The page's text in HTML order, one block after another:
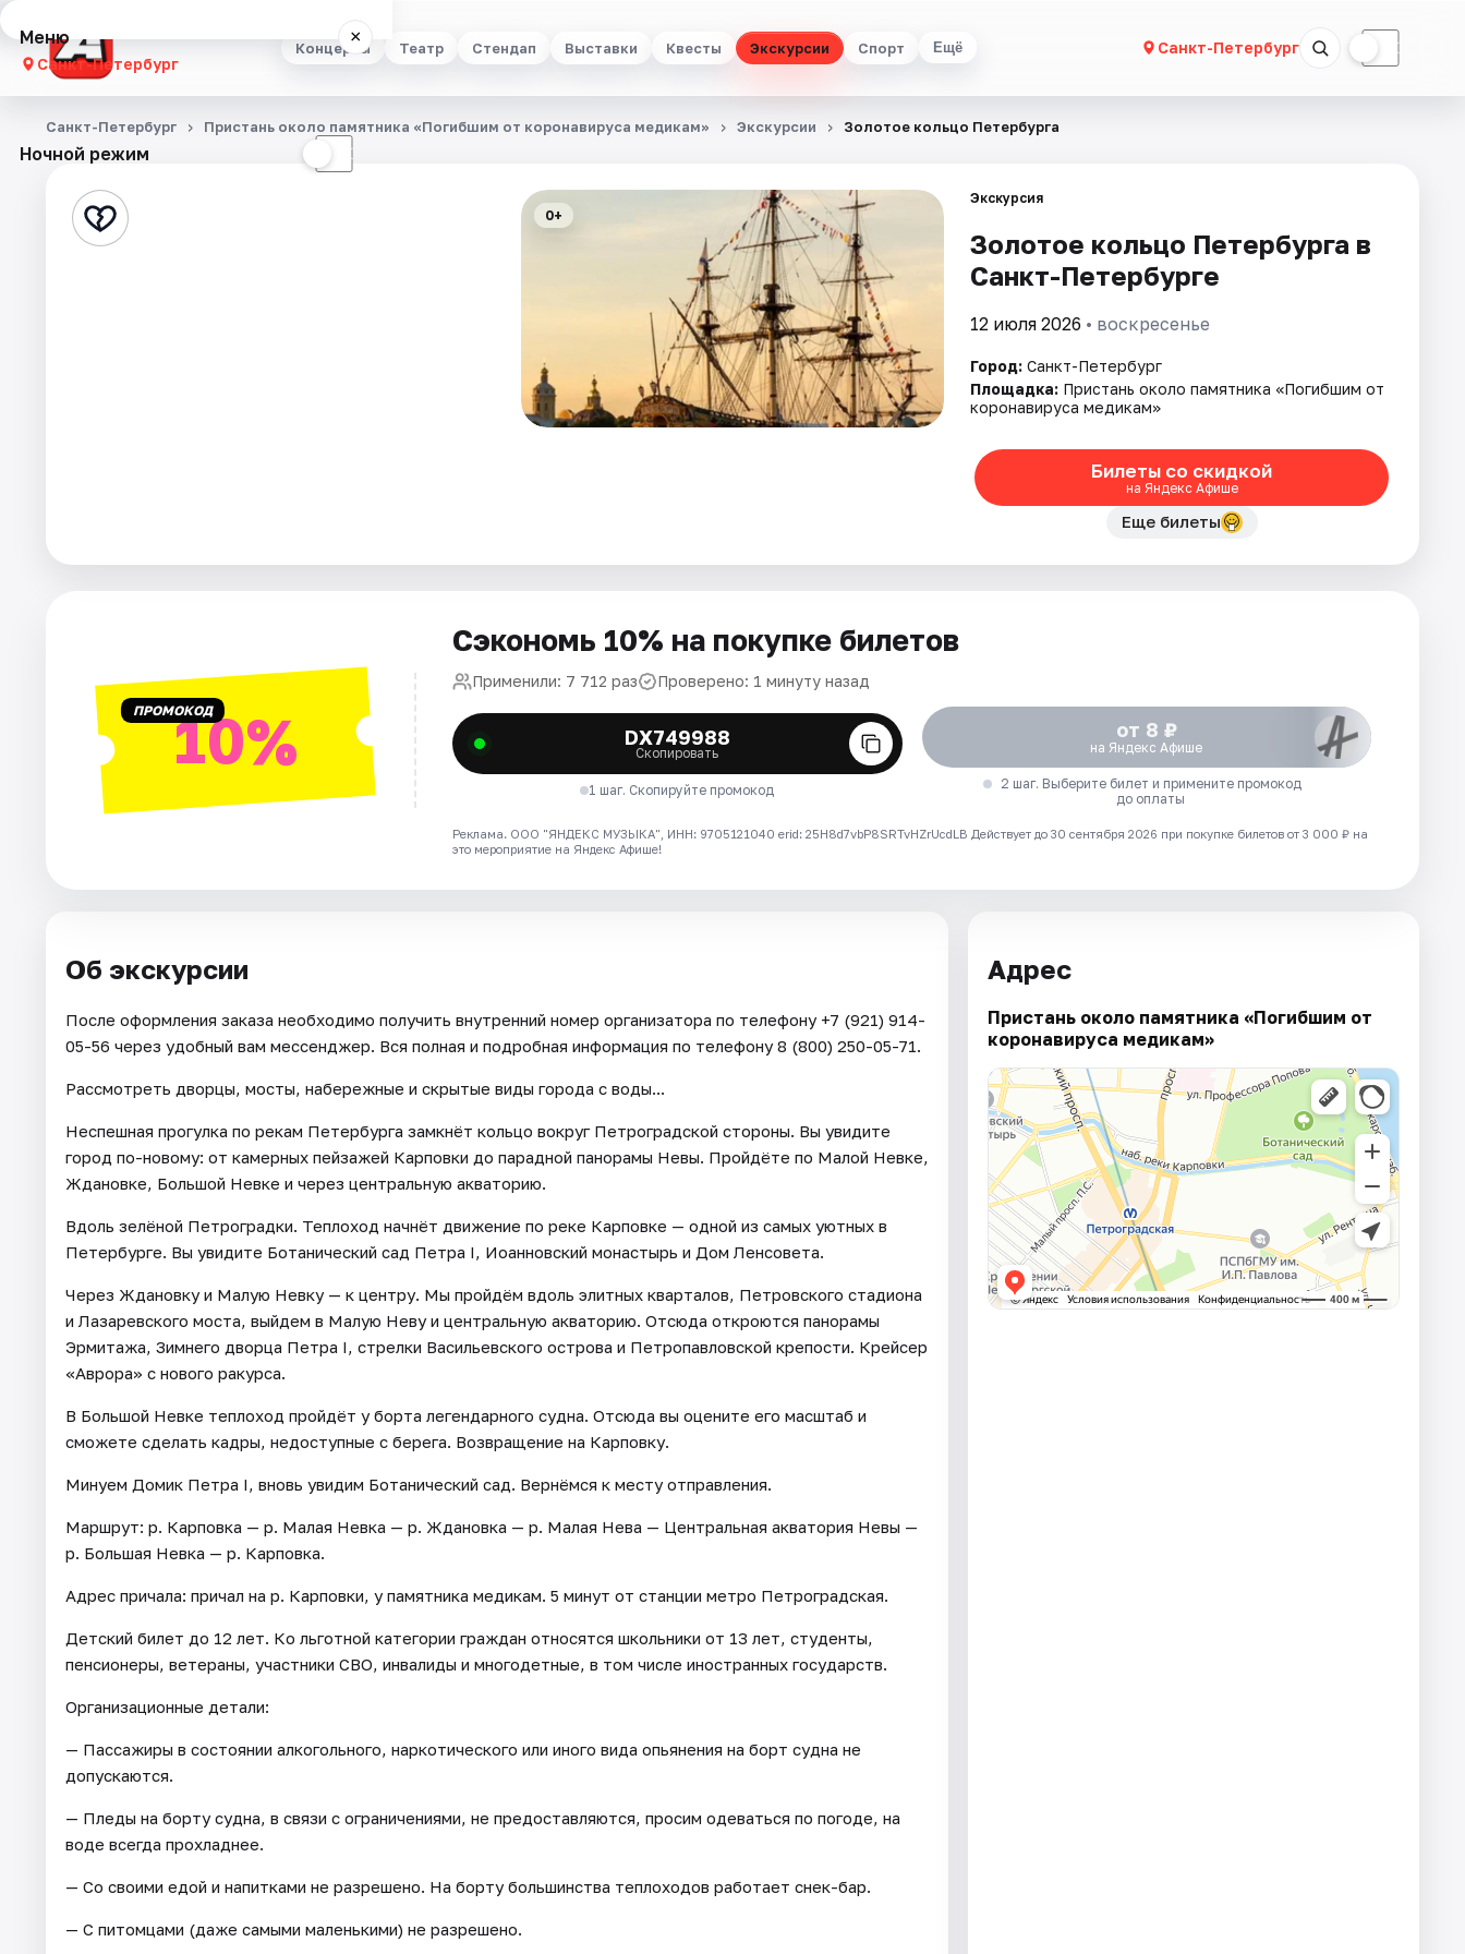
Концерты Театр Стендап Выставки Квесты Экскурсии Спорт Ещё Санкт-Петербург ☾
Меню ×
Санкт-Петербург
Концерты
Стендап
Рейтинги
Ночной режим ☾
Санкт-Петербург Пристань около памятника «Погибшим от коронавируса медикам» Экскурсии Золотое кольцо Петербурга
0+
Экскурсия
Золотое кольцо Петербурга в
Санкт-Петербурге
12 июля 2026 • воскресенье
Город: Санкт-Петербург
Площадка: Пристань около памятника «Погибшим от
коронавируса медикам»
Билеты со скидкой
на Яндекс Афише
Еще билеты
ПРОМОКОД10%
Сэкономь 10% на покупке билетов
Применили: 7 712 раз Проверено: 1 минуту назад
DX749988
Скопировать
1 шаг. Скопируйте промокод
от 8 ₽
на Яндекс Афише
2 шаг. Выберите билет и примените промокод
до оплаты
Реклама. ООО "ЯНДЕКС МУЗЫКА", ИНН: 9705121040 erid: 25H8d7vbP8SRTvHZrUcdLB Действует до 30 сентября 2026 при покупке билетов от 3 000 ₽ на
это мероприятие на Яндекс Афише!
Об экскурсии
После оформления заказа необходимо получить внутренний номер организатора по телефону +7 (921) 914-
05-56 через удобный вам мессенджер. Вся полная и подробная информация по телефону 8 (800) 250-05-71.
Рассмотреть дворцы, мосты, набережные и скрытые виды города с воды...
Неспешная прогулка по рекам Петербурга замкнёт кольцо вокруг Петроградской стороны. Вы увидите
город по-новому: от камерных пейзажей Карповки до парадной панорамы Невы. Пройдёте по Малой Невке,
Ждановке, Большой Невке и через центральную акваторию.
Вдоль зелёной Петроградки. Теплоход начнёт движение по реке Карповке — одной из самых уютных в
Петербурге. Вы увидите Ботанический сад Петра I, Иоанновский монастырь и Дом Ленсовета.
Через Ждановку и Малую Невку — к центру. Мы пройдём вдоль элитных кварталов, Петровского стадиона
и Лазаревского моста, выйдем в Малую Неву и центральную акваторию. Отсюда откроются панорамы
Эрмитажа, Зимнего дворца Петра I, стрелки Васильевского острова и Петропавловской крепости. Крейсер
«Аврора» с нового ракурса.
В Большой Невке теплоход пройдёт у борта легендарного судна. Отсюда вы оцените его масштаб и
сможете сделать кадры, недоступные с берега. Возвращение на Карповку.
Минуем Домик Петра I, вновь увидим Ботанический сад. Вернёмся к месту отправления.
Маршрут: р. Карповка — р. Малая Невка — р. Ждановка — р. Малая Нева — Центральная акватория Невы —
р. Большая Невка — р. Карповка.
Адрес причала: причал на р. Карповки, у памятника медикам. 5 минут от станции метро Петроградская.
Детский билет до 12 лет. Ко льготной категории граждан относятся школьники от 13 лет, студенты,
пенсионеры, ветераны, участники СВО, инвалиды и многодетные, в том числе иностранных государств.
Организационные детали:
— Пассажиры в состоянии алкогольного, наркотического или иного вида опьянения на борт судна не
допускаются.
— Пледы на борту судна, в связи с ограничениями, не предоставляются, просим одеваться по погоде, на
воде всегда прохладнее.
— Со своими едой и напитками не разрешено. На борту большинства теплоходов работает снек-бар.
— С питомцами (даже самыми маленькими) не разрешено.
Адрес
Пристань около памятника «Погибшим от
коронавируса медикам»